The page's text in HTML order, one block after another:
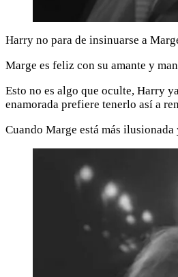
Harry no para de insinuarse a
Marge es feliz con su amante y
Esto no es algo que oculte, Harry
enamorada prefiere tenerlo así a
Cuando Marge está más